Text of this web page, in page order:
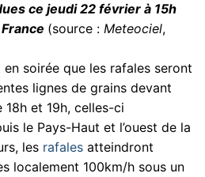
ce jeudi 22 février à 15h
(source : Meteociel,
soirée que les rafales seront
lignes de grains devant
et 19h, celles-ci
le Pays-Haut et l’ouest de la
les rafales atteindront
localement 100km/h sous un